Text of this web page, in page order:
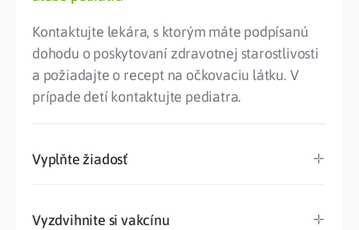
Kontaktujte lekára, s ktorým máte podpísanú
dohodu o poskytovaní zdravotnej starostlivosti
a požiadajte o recept na očkovaciu látku. V
prípade detí kontaktujte pediatra.
Vyplňte žiadosť
Vyzdvihnite si vakcínu